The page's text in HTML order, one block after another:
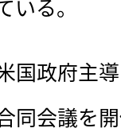
る。
国政府主
同会議を